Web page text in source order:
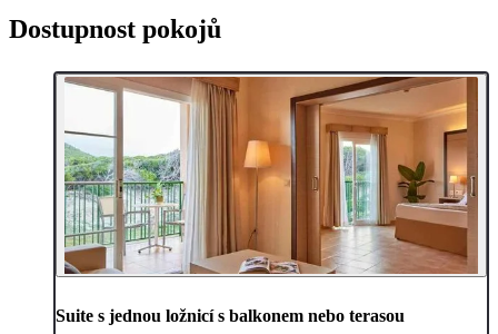
Dostupnost pokojů
Suite s jednou ložnicí s balkonem nebo terasou